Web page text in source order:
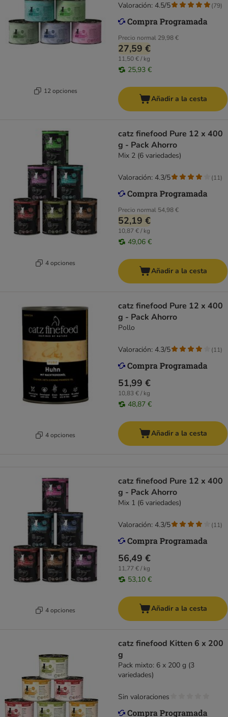
12 opciones
Precio normal 29,98 €
27,59 €
11,50 € / kg
25,93 €
Valoración: 4.5/5 (79)
Añadir a la cesta
4 opciones
catz finefood Pure 12 x 400
g - Pack Ahorro
Mix 2 (6 variedades)
Precio normal 54,98 €
52,19 €
10,87 € / kg
49,06 €
Valoración: 4.3/5 (11)
Añadir a la cesta
4 opciones
catz finefood Pure 12 x 400
g - Pack Ahorro
Pollo
51,99 €
10,83 € / kg
48,87 €
Valoración: 4.3/5 (11)
Añadir a la cesta
4 opciones
catz finefood Pure 12 x 400
g - Pack Ahorro
Mix 1 (6 variedades)
56,49 €
11,77 € / kg
53,10 €
Valoración: 4.3/5 (11)
Añadir a la cesta
catz finefood Kitten 6 x 200
g
Pack mixto: 6 x 200 g (3
variedades)
Sin valoraciones